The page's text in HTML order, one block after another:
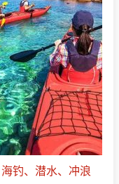
钓、潜水、冲浪